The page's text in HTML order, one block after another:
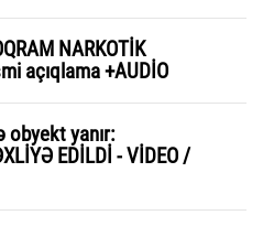
NARKOTİK
açıqlama +AUDİO
obyekt yanır:
EDİLDİ - VİDEO /